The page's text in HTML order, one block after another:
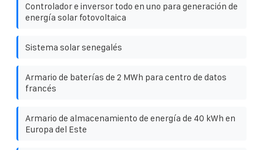
Controlador e inversor todo en uno para generación de
energía solar fotovoltaica
Sistema solar senegalés
Armario de baterías de 2 MWh para centro de datos
francés
Armario de almacenamiento de energía de 40 kWh en
Europa del Este